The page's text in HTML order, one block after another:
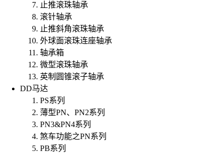
止推滚珠轴承
滚针轴承
止推斜角滚珠轴承
外球面滚珠连座轴承
轴承箱
微型滚珠轴承
英制圆锥滚子轴承
DD马达
PS系列
薄型PN、PN2系列
PN3&PN4系列
煞车功能之PN系列
PB系列